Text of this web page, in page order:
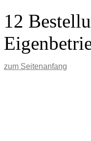
12
zum Seitenanfang